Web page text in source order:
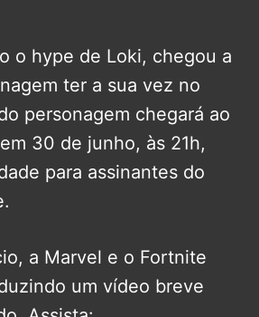
o hype de Loki, chegou a
ter a sua vez no
personagem chegará ao
30 de junho, às 21h,
para assinantes do
a Marvel e o Fortnite
um vídeo breve